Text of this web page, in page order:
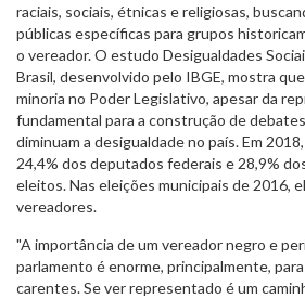
raciais, sociais, étnicas e religiosas,
públicas específicas para grupos
o vereador. O estudo Desigualdades
Brasil, desenvolvido pelo IBGE, mostra
minoria no Poder Legislativo, apesar da
fundamental para a construção de
diminuam a desigualdade no país. Em
24,4% dos deputados federais e 28,9%
eleitos. Nas eleições municipais de 2016,
vereadores.
"A importância de um vereador negro e
parlamento é enorme, principalmente,
carentes. Se ver representado é um